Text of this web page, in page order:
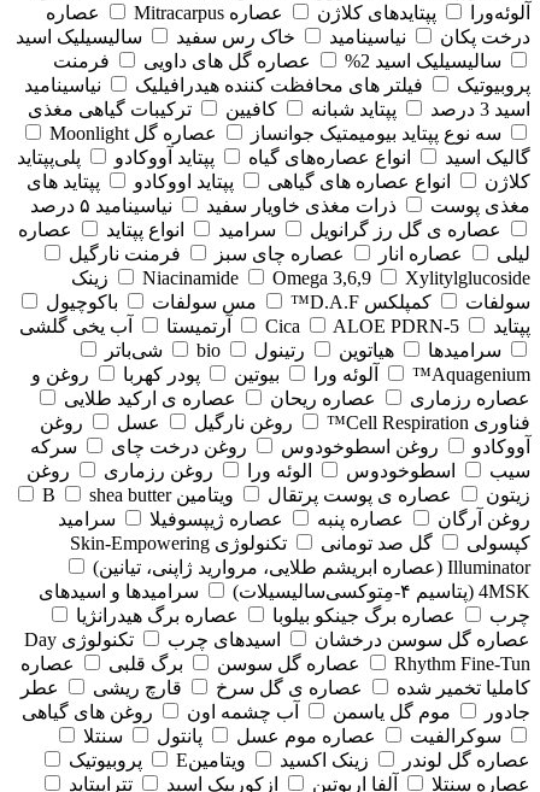
آلوئه‌ورا
پپتایدهای کلاژن عصاره Mitracarpus
عصاره
درخت پکان
نیاسینامید خاک رس سفید
سالیسیلیک اسید
سالیسیلیک اسید 2%
عصاره گل های داویی
فرمنت
پروبیوتیک
فیلتر های محافظت کننده هیدرافیلیک
نیاسینامید
اسید 3 درصد
پپتاید شبانه کافیین
ترکیبات گیاهی مغذی
سه نوع پپتاید بیومیمتیک جوانساز
عصاره گل Moonlight
گالیک اسید
انواع عصاره‌های گیاه پپتاید آووکادو
پلی‌پپتاید
کلاژن
انواع عصاره های گیاهی پپتاید اووکادو
پپتاید های
مغذی پوست
ذرات مغذی خاویار سفید
نیاسینامید ۵ درصد
عصاره ی گل رز گرانویل
سرامید انواع پپتاید
عصاره
لیلی
عصاره انار عصاره چای سبز
فرمنت نارگیل
Niacinamide
Omega 3,6,9 Xylitylglucoside
زینک
سولفات
کمپلکس D.A.F™ مس سولفات
باکوچیول
پپتاید
5-Cica
ALOE PDRN آرتمیستا
آب یخی گلشی
سرامیدها
هیاتوین رتینول bio
شی‌باتر
Aquagenium™
آلوئه ورا بیوتین پودر کهربا
روغن و
عصاره رزماری
عصاره ریحان
عصاره ی ارکید طلایی
فناوری Cell Respiration™
روغن نارگیل عسل
روغن
آووکادو
روغن اسطوخودوس روغن درخت چای
سرکه
سیب
اسطوخودوس الوئه ورا روغن رزماری
روغن
زیتون
عصاره ی پوست پرتقال ویتامین Bshea butter
روغن آرگان
عصاره پنبه عصاره ژیپسوفیلا
سرامید
کپسولی
گل صد تومانی
تکنولوژی Skin-Empowering
Illuminator (عصاره ابریشم طلایی، مروارید ژاپنی، تیانین)
4MSK (پتاسیم ۴‑مِتوکسی‌سالیسیلات)
سرامیدها و اسیدهای
چرب
عصاره برگ جینکو بیلوبا
عصاره برگ هیدرانژیا
عصاره گل سوسن درخشان
اسیدهای چرب
تکنولوژی Day
Rhythm Fine‑Tun
عصاره گل سوسن برگ قلبی
عصاره
کاملیا تخمیر شده
عصاره ی گل سرخ قارچ ریشی
عطر
جادور
موم گل یاسمن آب چشمه اون
روغن های گیاهی
سوکرالفیت
عصاره موم عسل پانتول
سنتلا
عصاره گل لوندر
زینک اکسید ویتامینE
پروبیوتیک
عصاره سنتلا
آلفا اربوتین ازکوربیک اسید تتراپپتاید